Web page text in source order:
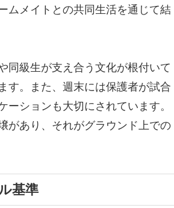
ムメイトとの共同生活を通じて結
同級生が支え合う文化が根付いて
す。また、週末には保護者が試合
ションも大切にされています。
があり、それがグラウンド上での
基準